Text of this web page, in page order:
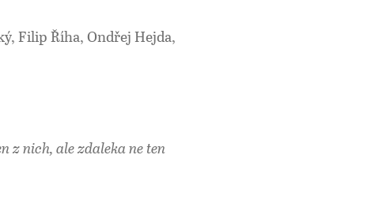
Filip Říha, Ondřej Hejda,
z nich, ale zdaleka ne ten